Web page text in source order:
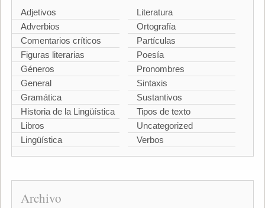
Adjetivos
Adverbios
Comentarios críticos
Figuras literarias
Géneros
General
Gramática
Historia de la Lingüística
Libros
Lingüística
Literatura
Ortografía
Partículas
Poesía
Pronombres
Sintaxis
Sustantivos
Tipos de texto
Uncategorized
Verbos
Archivo